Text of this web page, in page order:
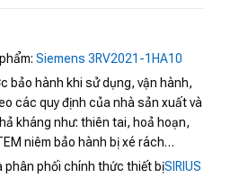
Siemens 3RV2021-1HA10
bảo hành khi sử dụng, vận hành,
các quy định của nhà sản xuất và
kháng như: thiên tai, hoả hoạn,
niêm bảo hành bị xé rách…
phân phối chính thức thiết bịSIRIUS